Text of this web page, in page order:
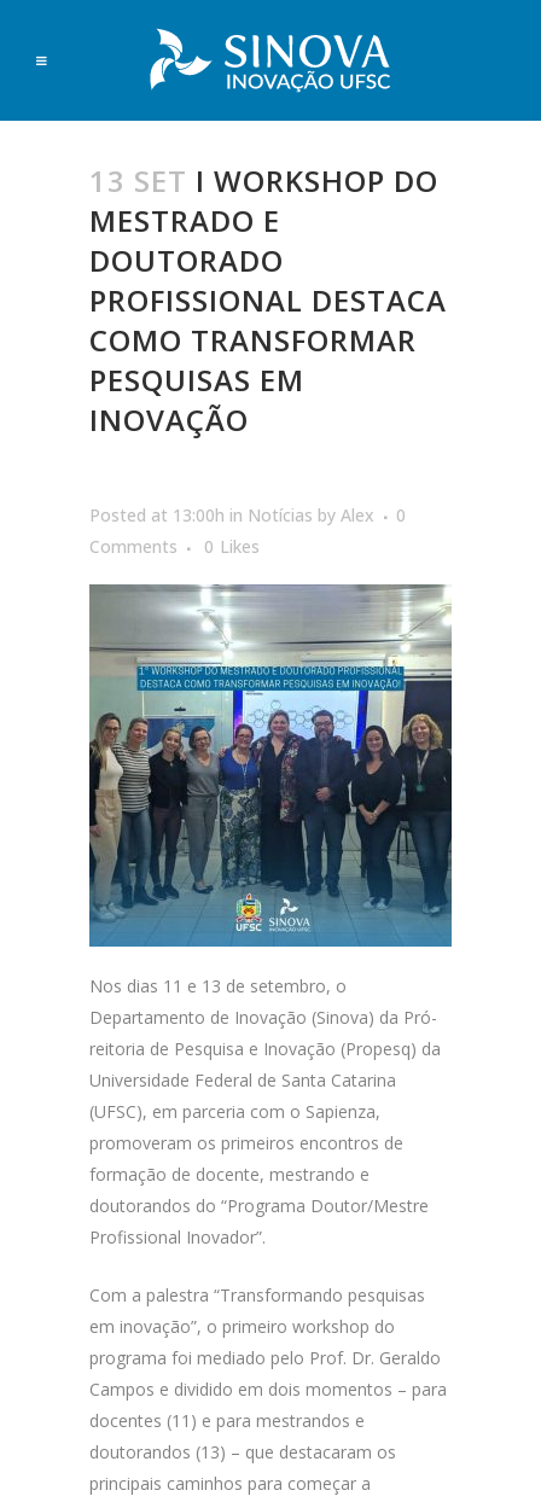
13 SET I WORKSHOP DO
MESTRADO E
DOUTORADO
PROFISSIONAL DESTACA
COMO TRANSFORMAR
PESQUISAS EM
INOVAÇÃO
Posted at 13:00h in Notícias by Alex
0
Comments
0 Likes
Nos dias 11 e 13 de setembro, o
Departamento de Inovação (Sinova) da Pró-
reitoria de Pesquisa e Inovação (Propesq) da
Universidade Federal de Santa Catarina
(UFSC), em parceria com o Sapienza,
promoveram os primeiros encontros de
formação de docente, mestrando e
doutorandos do “Programa Doutor/Mestre
Profissional Inovador”.
Com a palestra “Transformando pesquisas
em inovação”, o primeiro workshop do
programa foi mediado pelo Prof. Dr. Geraldo
Campos e dividido em dois momentos – para
docentes (11) e para mestrandos e
doutorandos (13) – que destacaram os
principais caminhos para começar a